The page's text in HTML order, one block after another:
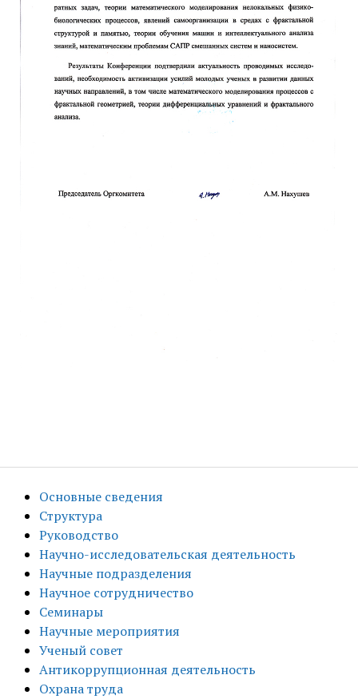
Основные сведения
Структура
Руководство
Научно-исследовательская деятельность
Научные подразделения
Научное сотрудничество
Семинары
Научные мероприятия
Ученый совет
Антикоррупционная деятельность
Охрана труда